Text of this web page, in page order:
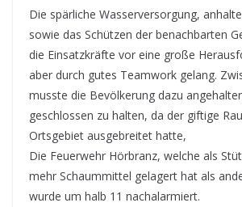
Die spärliche Wasserversorgung,
sowie das Schützen der benachbarten
die Einsatzkräfte vor eine große
aber durch gutes Teamwork gelang.
musste die Bevölkerung dazu
geschlossen zu halten, da der giftige
Ortsgebiet ausgebreitet hatte,
Die Feuerwehr Hörbranz, welche als
mehr Schaummittel gelagert hat als
wurde um halb 11 nachalarmiert.